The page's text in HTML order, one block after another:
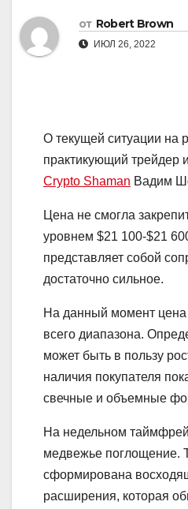
от Robert Brown
ИЮЛ 26, 2022
О текущей ситуации на
практикующий трейдер
Crypto Shaman Вадим
Цена не смогла
уровнем $21 100-$21
представляет собой
достаточно сильное.
На данный момент цена
всего диапазона.
может быть в пользу
наличия покупателя
свечные и объемные
На недельном
медвежье поглощение.
сформирована
расширения, которая